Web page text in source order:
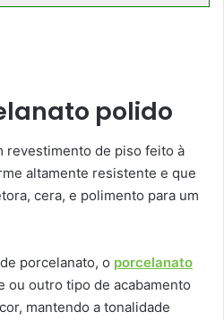
polido
revestimento de piso feito à
altamente resistente e que
cera, e polimento para um
porcelanato, o porcelanato
ou outro tipo de acabamento
mantendo a tonalidade